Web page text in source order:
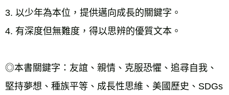
3. 以少年為本位，提供邁向成長的關鍵字。
4. 有深度但無難度，得以思辨的優質文本。
◎本書關鍵字：友誼、親情、克服恐懼、追尋自我、